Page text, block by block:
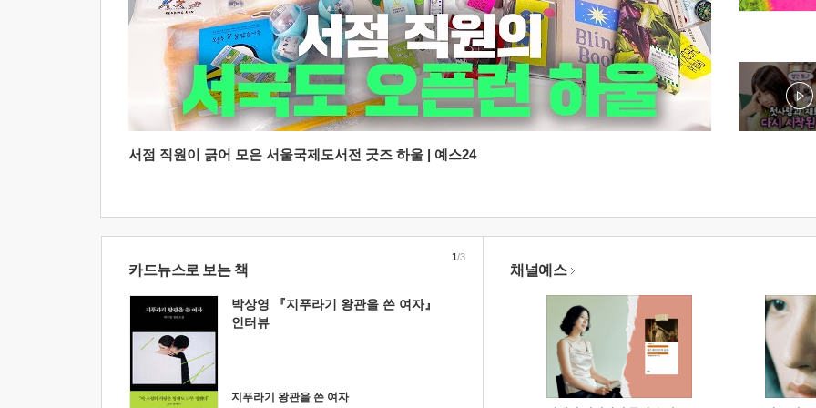
서점 직원이 긁어 모은 서울국제도서전 굿즈 하울 | 예스24
카드뉴스로 보는 책
박상영 『지푸라기 왕관을 쓴 여자』
인터뷰
지푸라기 왕관을 쓴 여자
1/3
채널예스